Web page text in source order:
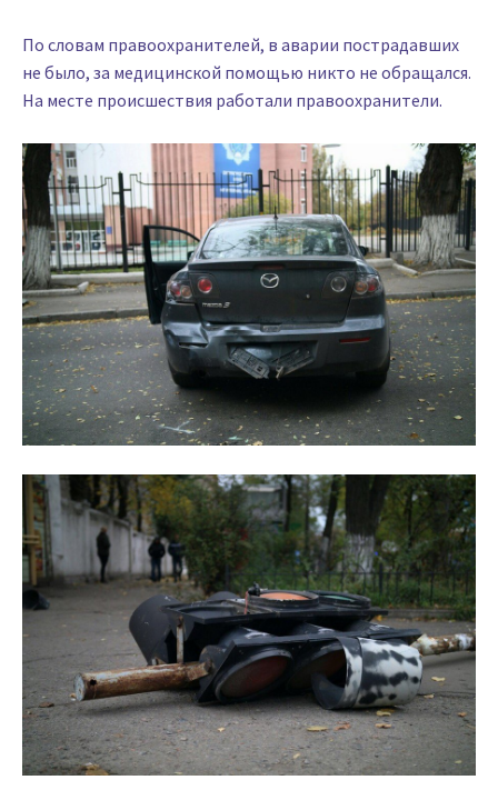
По словам правоохранителей, в аварии пострадавших
не было, за медицинской помощью никто не обращался.
На месте происшествия работали правоохранители.